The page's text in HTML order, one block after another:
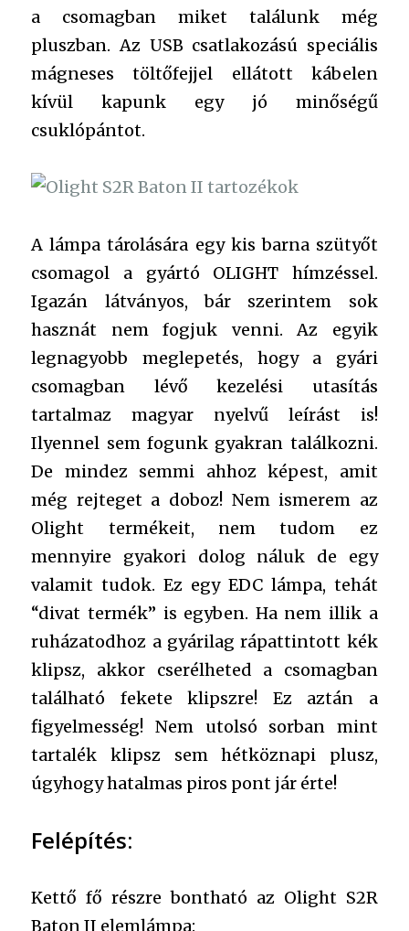
a csomagban miket találunk még
pluszban. Az USB csatlakozású speciális
mágneses töltőfejjel ellátott kábelen
kívül kapunk egy jó minőségű
csuklópántot.
A lámpa tárolására egy kis barna szütyőt
csomagol a gyártó OLIGHT hímzéssel.
Igazán látványos, bár szerintem sok
hasznát nem fogjuk venni. Az egyik
legnagyobb meglepetés, hogy a gyári
csomagban lévő kezelési utasítás
tartalmaz magyar nyelvű leírást is!
Ilyennel sem fogunk gyakran találkozni.
De mindez semmi ahhoz képest, amit
még rejteget a doboz! Nem ismerem az
Olight termékeit, nem tudom ez
mennyire gyakori dolog náluk de egy
valamit tudok. Ez egy EDC lámpa, tehát
“divat termék” is egyben. Ha nem illik a
ruházatodhoz a gyárilag rápattintott kék
klipsz, akkor cserélheted a csomagban
található fekete klipszre! Ez aztán a
figyelmesség! Nem utolsó sorban mint
tartalék klipsz sem hétköznapi plusz,
úgyhogy hatalmas piros pont jár érte!
Felépítés:
Kettő fő részre bontható az Olight S2R
Baton II elemlámpa: